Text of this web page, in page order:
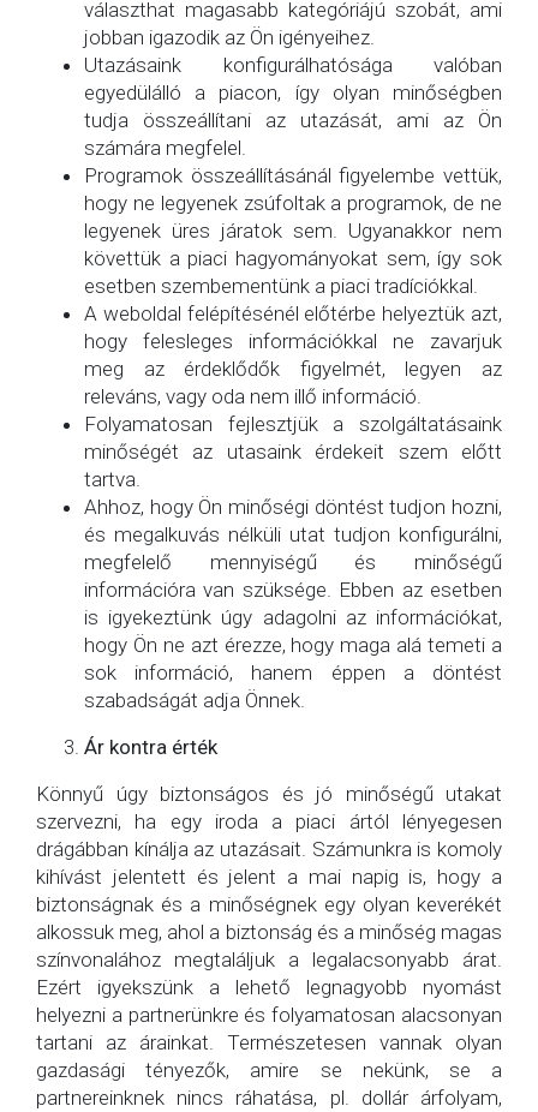
választhat magasabb kategóriájú szobát, ami
jobban igazodik az Ön igényeihez.
Utazásaink konfigurálhatósága valóban
egyedülálló a piacon, így olyan minőségben
tudja összeállítani az utazását, ami az Ön
számára megfelel.
Programok összeállításánál figyelembe vettük,
hogy ne legyenek zsúfoltak a programok, de ne
legyenek üres járatok sem. Ugyanakkor nem
követtük a piaci hagyományokat sem, így sok
esetben szembementünk a piaci tradíciókkal.
A weboldal felépítésénél előtérbe helyeztük azt,
hogy felesleges információkkal ne zavarjuk
meg az érdeklődők figyelmét, legyen az
releváns, vagy oda nem illő információ.
Folyamatosan fejlesztjük a szolgáltatásaink
minőségét az utasaink érdekeit szem előtt
tartva.
Ahhoz, hogy Ön minőségi döntést tudjon hozni,
és megalkuvás nélküli utat tudjon konfigurálni,
megfelelő mennyiségű és minőségű
információra van szüksége. Ebben az esetben
is igyekeztünk úgy adagolni az információkat,
hogy Ön ne azt érezze, hogy maga alá temeti a
sok információ, hanem éppen a döntést
szabadságát adja Önnek.
Ár kontra érték
Könnyű úgy biztonságos és jó minőségű utakat
szervezni, ha egy iroda a piaci ártól lényegesen
drágábban kínálja az utazásait. Számunkra is komoly
kihívást jelentett és jelent a mai napig is, hogy a
biztonságnak és a minőségnek egy olyan keverékét
alkossuk meg, ahol a biztonság és a minőség magas
színvonalához megtaláljuk a legalacsonyabb árat.
Ezért igyekszünk a lehető legnagyobb nyomást
helyezni a partnerünkre és folyamatosan alacsonyan
tartani az árainkat. Természetesen vannak olyan
gazdasági tényezők, amire se nekünk, se a
partnereinknek nincs ráhatása, pl. dollár árfolyam,